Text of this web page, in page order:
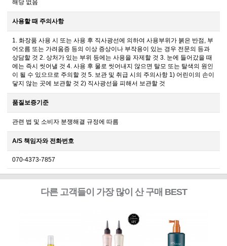
해당 없음
사용할 때 주의사항
1. 화장품 사용 시 또는 사용 후 직사광선에 의하여 사용부위가 붉은 반점, 부
어오름 또는 가려움증 등의 이상 증상이나 부작용이 있는 경우 전문의 등과
상담할 것 2. 상처가 있는 부위 등에는 사용을 자제할 것 3. 눈에 들어갔을 때
에는 즉시 씻어낼 것 4. 사용 후 물로 씻어내지 않으면 탈모 또는 탈색의 원인
이 될 수 있으므로 주의할 것 5. 보관 및 취급 시의 주의사항 1) 어린이의 손이
닿지 않는 곳에 보관할 것 2) 직사광선을 피해서 보관할 것
품질보증기준
관련 법 및 소비자 분쟁해결 규정에 따름
A/S 책임자와 전화번호
070-4373-7857
다른 고객들이 가장 많이 산 구매 BEST